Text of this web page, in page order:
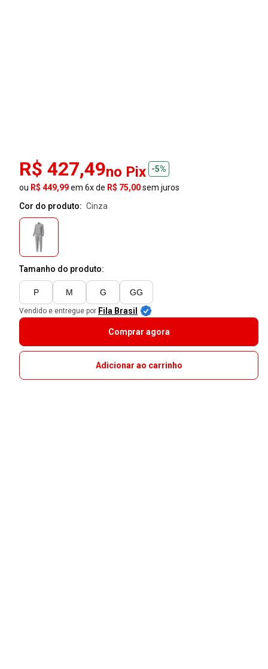
R$ 427,49no Pix
-5%
ou R$ 449,99em 6x de R$ 75,00sem juros
Cor do produto:
cinza
Tamanho do produto:
P M G GG
Vendido e entregue por Fila Brasil
Comprar agora
Adicionar ao carrinho